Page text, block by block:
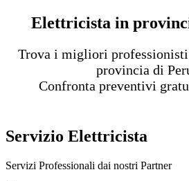
Elettricista in
Trova i migliori
provincia di
Confronta preventivi
Servizio Elettricista
Servizi Professionali dai nostri Partner